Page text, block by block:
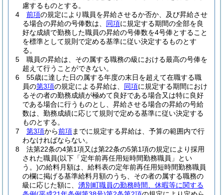
慮するものとする。
4
前項の規定により職員を昇給させるか否か、及び昇給させ
る場合の昇給の号俸数は、 同項に規定する期間の全部を良
好な成績で勤務した職員の昇給の号俸数を4号俸とすること
を標準として規則で定める基準に従い決定するものとす
る。
5
職員の昇給は、その属する職務の級における最高の号俸を
超えて行うことができない。
6
55歳に達した日の属する年度の末日を超えて在職する職
員の第3項の規定による昇給は、 同項に規定する期間におけ
るその者の勤務成績が極めて良好である場合又は特に良好
である場合に行うものとし、昇給させる場合の昇給の号給
数は、勤務成績に応じて規則で定める基準に従い決定する
ものとする。
7
第3項から前項までに規定する昇給は、予算の範囲内で行
わなければならない。
8
法第22条の4第1項又は第22条の5第1項の規定により採用
された職員(以下「定年前再任用短時間勤務職員」とい
う。)の給料月額は、給料表の定年前再任用短時間勤務職員
の欄に掲げる基準給料月額のうち、その者の属する職務の
級に応じた額に、 湧別町職員の勤務時間、休暇等に関する